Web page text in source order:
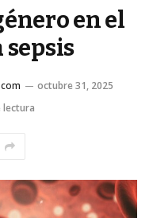
en el
octubre 31, 2025
lectura